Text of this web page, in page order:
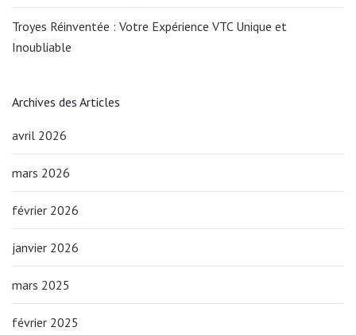
Troyes Réinventée : Votre Expérience VTC Unique et
Inoubliable
Archives des Articles
avril 2026
mars 2026
février 2026
janvier 2026
mars 2025
février 2025